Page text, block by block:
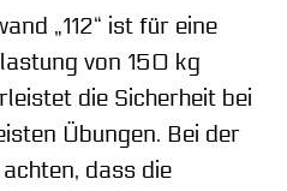
„112“ ist für eine
von 150 kg
die Sicherheit bei
Übungen. Bei der
dass die